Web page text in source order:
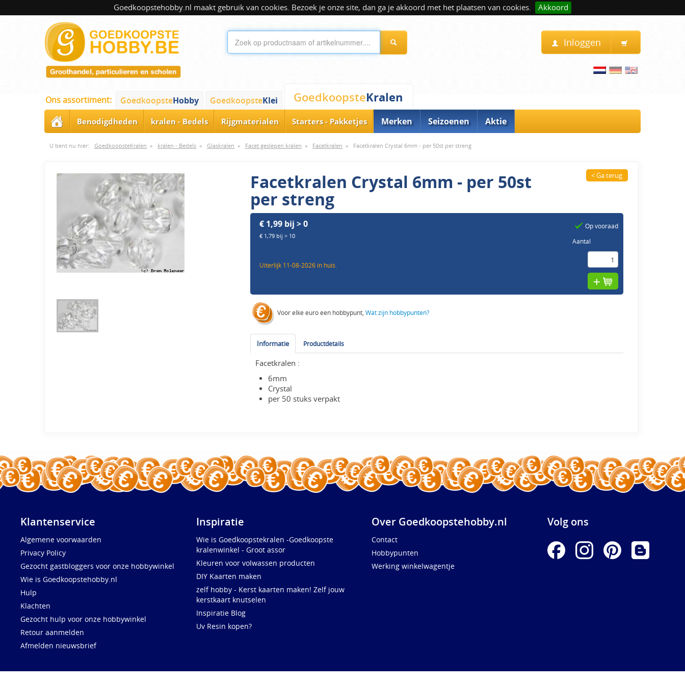
Goedkoopstehobby.nl maakt gebruik van cookies. Bezoek je onze site, dan ga je akkoord met het plaatsen van cookies. Akkoord
Inloggen
Ons assortiment: GoedkoopsteHobby GoedkoopsteKlei GoedkoopsteKralen
Benodigdheden kralen - Bedels Rijgmaterialen Starters - Pakketjes Merken Seizoenen Aktie
U bent nu hier: GoedkoopsteKralen » kralen - Bedels » Glaskralen » Facet geslepen kralen » Facetkralen » Facetkralen Crystal 6mm - per 50st per streng
Facetkralen Crystal 6mm - per 50st
per streng
< Ga terug
€ 1,99 bij > 0
€ 1,79 bij > 10
Uiterlijk 11-08-2026 in huis.
Op vooraad
Aantal
Voor elke euro een hobbypunt,Wat zijn hobbypunten?
Informatie Productdetails
Facetkralen :
6mm
Crystal
per 50 stuks verpakt
Klantenservice
Algemene voorwaarden
Privacy Policy
Gezocht gastbloggers voor onze hobbywinkel
Wie is Goedkoopstehobby.nl
Hulp
Klachten
Gezocht hulp voor onze hobbywinkel
Retour aanmelden
Afmelden nieuwsbrief
Inspiratie
Wie is Goedkoopstekralen -Goedkoopste
kralenwinkel - Groot assor
Kleuren voor volwassen producten
DIY Kaarten maken
zelf hobby - Kerst kaarten maken! Zelf jouw
kerstkaart knutselen
Inspiratie Blog
Uv Resin kopen?
Over Goedkoopstehobby.nl
Contact
Hobbypunten
Werking winkelwagentje
Volg ons